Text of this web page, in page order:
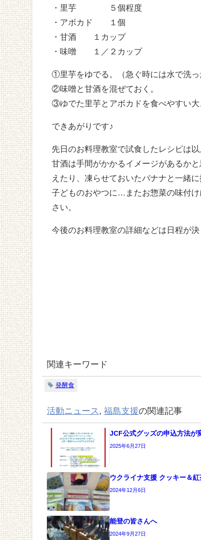
・里芋 ５個程度
・アボカド １個
・甘酒 １カップ
・味噌 １／２カップ
①里芋をゆでる。（急ぐ時には水で洗っ
②味噌と甘酒を混ぜておく。
③ゆでた里芋とアボカドを食べやすい
できあがりです♪
先日のお料理教室で試食したレシピは以
甘酒は手間がかかるイメージがあるか
えたり、凍らせておいたバナナと一緒
子どものおやつに…またお惣菜の味付
さい。
今後のお料理教室の詳細などは日程が
関連キーワード
発酵食
活動ニュース ,福島支援の関連記事
JCF公式グッズの申込方法が
2025年6月27日
ウクライナ支援 クッキー＆紅
2024年12月6日
能登の皆さんへ
2024年9月27日